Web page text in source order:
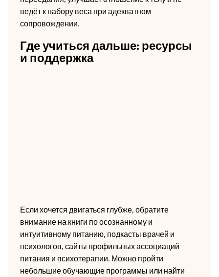
ведёт к набору веса при адекватном
сопровождении.
Где учиться дальше: ресурсы
и поддержка
Если хочется двигаться глубже, обратите
внимание на книги по осознанному и
интуитивному питанию, подкасты врачей и
психологов, сайты профильных ассоциаций
питания и психотерапии. Можно пройти
небольшие обучающие программы или найти